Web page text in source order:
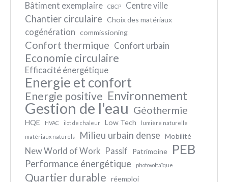
Bâtiment exemplaire CBCP Centre ville
Chantier circulaire Choix des matériaux
cogénération commissioning
Confort thermique Confort urbain
Economie circulaire
Efficacité énergétique
Energie et confort
Energie positive Environnement
Gestion de l'eau Géothermie
HQE HVAC ilot de chaleur Low Tech lumière naturelle
matériaux naturels Milieu urbain dense Mobilité
New World of Work Passif Patrimoine PEB
Performance énergétique photovoltaïque
Quartier durable réemploi